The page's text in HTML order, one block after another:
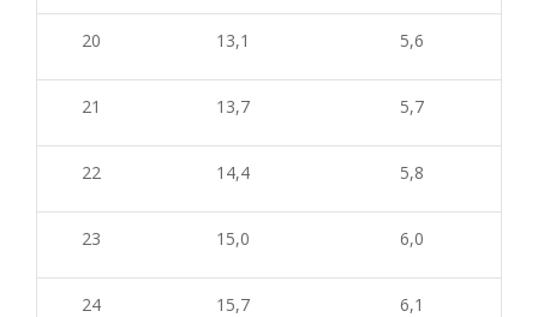
20 13,1 5,6
21 13,7 5,7
22 14,4 5,8
23 15,0 6,0
24 15,7 6,1